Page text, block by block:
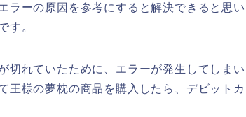
ラーの原因を参考にすると解決できると思い
す。
切れていたために、エラーが発生してしまい
王様の夢枕の商品を購入したら、デビットカ